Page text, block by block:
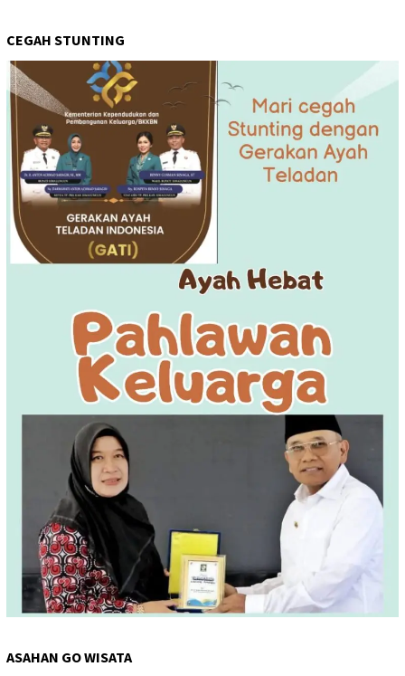
CEGAH STUNTING
ASAHAN GO WISATA